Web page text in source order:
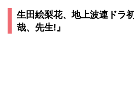
生田絵梨花、地上波連ドラ
哉、先生!』